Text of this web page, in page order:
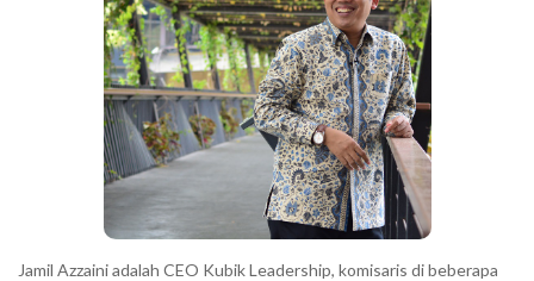
Jamil Azzaini adalah CEO Kubik Leadership, komisaris di beberapa